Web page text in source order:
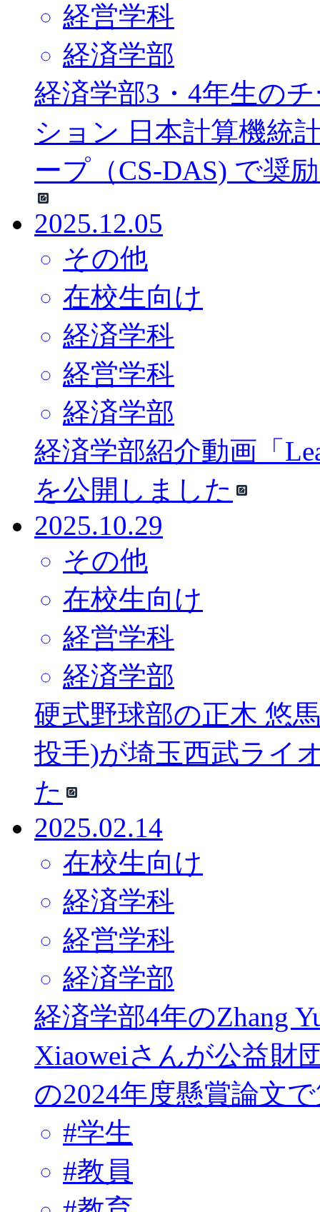
経営学科
経済学部
経済学部3・4年生の
ション 日本計算機統
ープ（CS-DAS) で奨
2025.12.05
その他
在校生向け
経済学科
経営学科
経済学部
経済学部紹介動画「
を公開しました
2025.10.29
その他
在校生向け
経営学科
経済学部
硬式野球部の正木 悠
投手)が埼玉西武ライ
た
2025.02.14
在校生向け
経済学科
経営学科
経済学部
経済学部4年のZhang
Xiaoweiさんが公益財
の2024年度懸賞論文
#学生
#教員